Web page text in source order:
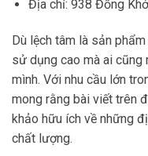
Địa chỉ: 938 Đồng
Dù lệch tâm là sản
sử dụng cao mà ai cũng
mình. Với nhu cầu lớn
mong rằng bài viết trên
khảo hữu ích về những
chất lượng.